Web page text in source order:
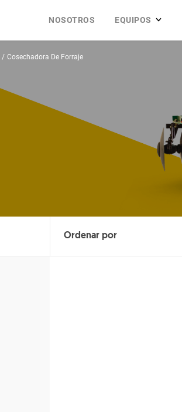
NOSOTROS EQUIPOS
Cosechadora De Forraje